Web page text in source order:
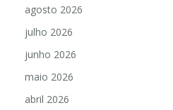
agosto 2026
julho 2026
junho 2026
maio 2026
abril 2026